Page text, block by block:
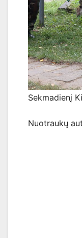
Sekmadienį
Nuotraukų